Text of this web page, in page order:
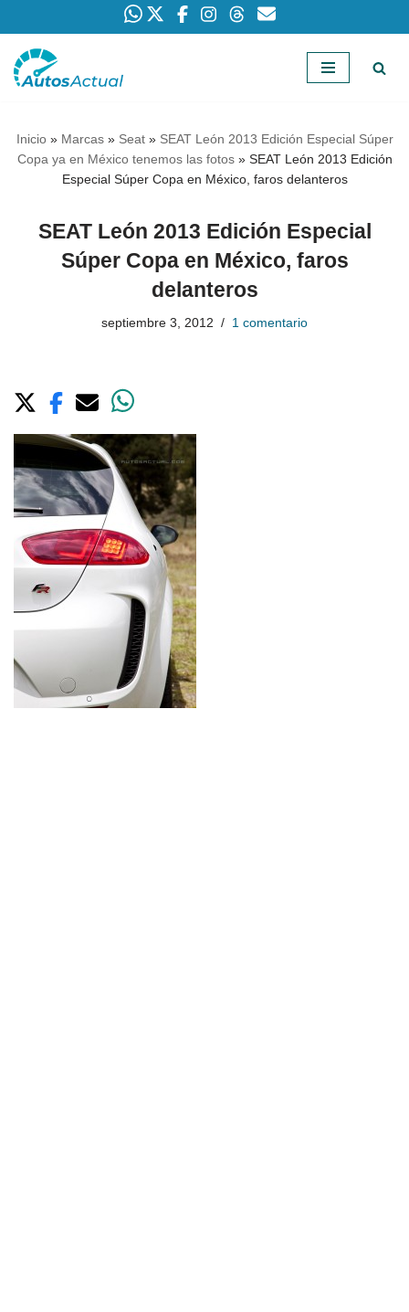
Saltar
Inicio» Marcas» Seat» SEAT León 2013 Edición Especial Súper
Copa ya en México tenemos las fotos» SEAT León 2013 Edición
Especial Súper Copa en México, faros delanteros
SEAT León 2013 Edición Especial
Súper Copa en México, faros
delanteros
septiembre 3, 2012 1 comentario